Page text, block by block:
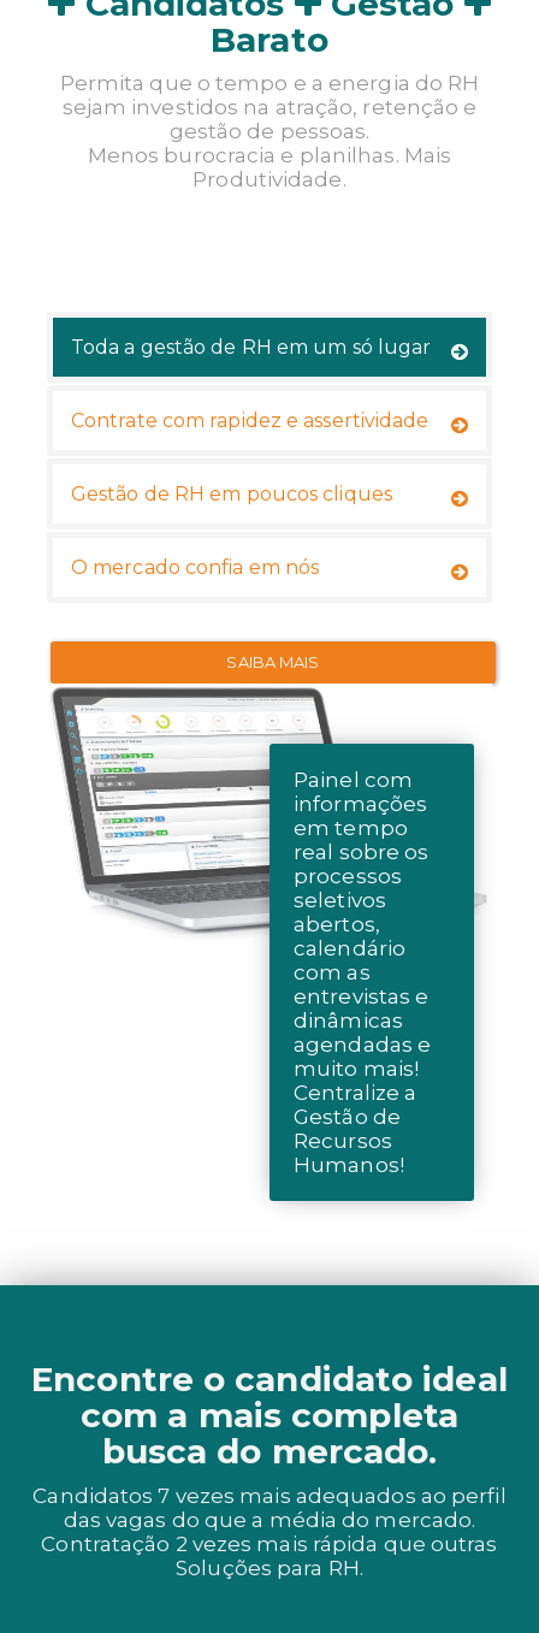
TENHO INTERESSE
Barato
Permita que o tempo e a energia do RH
sejam investidos na atração, retenção e
gestão de pessoas.
Menos burocracia e planilhas. Mais
Produtividade.
Toda a gestão de RH em um só lugar
Contrate com rapidez e assertividade
Gestão de RH em poucos cliques
O mercado confia em nós
SAIBA MAIS
Painel com
informações
em tempo
real sobre os
processos
seletivos
abertos,
calendário
com as
entrevistas e
dinâmicas
agendadas e
muito mais!
Centralize a
Gestão de
Recursos
Humanos!
Encontre o candidato ideal
com a mais completa
busca do mercado.
Candidatos 7 vezes mais adequados ao perfil
das vagas do que a média do mercado.
Contratação 2 vezes mais rápida que outras
Soluções para RH.